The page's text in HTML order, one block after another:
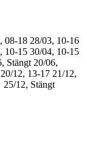
08-18 28/03, 10-16
10-15 30/04, 10-15
Stängt 20/06,
20/12, 13-17 21/12,
25/12, Stängt